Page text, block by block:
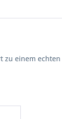
einem